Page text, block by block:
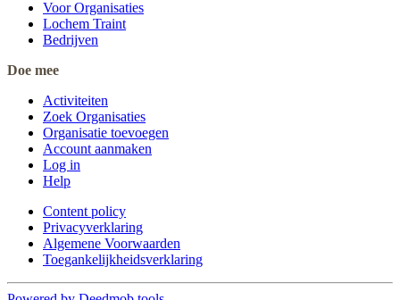
Voor Organisaties
Lochem Traint
Bedrijven
Doe mee
Activiteiten
Zoek Organisaties
Organisatie toevoegen
Account aanmaken
Log in
Help
Content policy
Privacyverklaring
Algemene Voorwaarden
Toegankelijkheidsverklaring